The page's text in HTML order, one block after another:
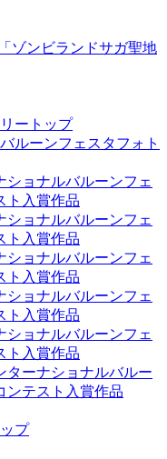
ゾンビランドサガ聖地
ートップ
ルーンフェスタフォト
ショナルバルーンフェ
ト入賞作品
ショナルバルーンフェ
ト入賞作品
ショナルバルーンフェ
ト入賞作品
ショナルバルーンフェ
ト入賞作品
ショナルバルーンフェ
ト入賞作品
ターナショナルバルー
ンテスト入賞作品
プ